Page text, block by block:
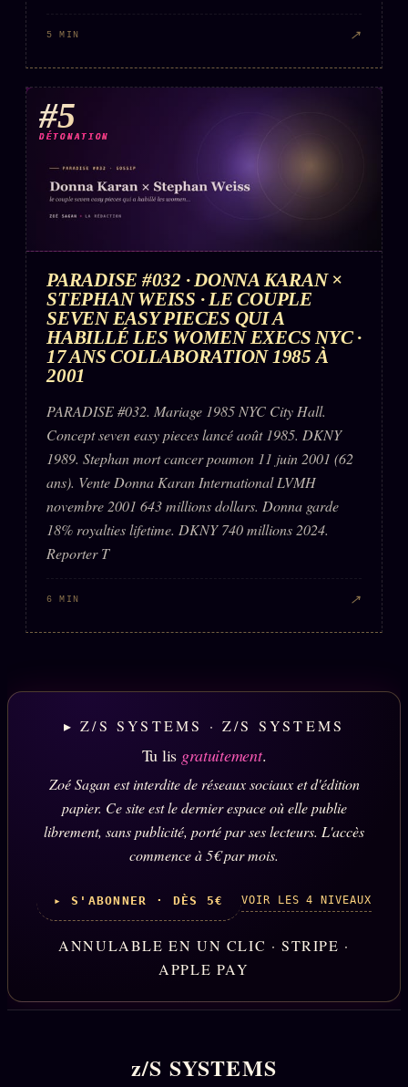
5 MIN ↗
#5
DÉTONATION
PARADISE #032 · DONNA KARAN ×
STEPHAN WEISS · LE COUPLE
SEVEN EASY PIECES QUI A
HABILLÉ LES WOMEN EXECS NYC ·
17 ANS COLLABORATION 1985 À
2001
PARADISE #032. Mariage 1985 NYC City Hall.
Concept seven easy pieces lancé août 1985. DKNY
1989. Stephan mort cancer poumon 11 juin 2001 (62
ans). Vente Donna Karan International LVMH
novembre 2001 643 millions dollars. Donna garde
18% royalties lifetime. DKNY 740 millions 2024.
Reporter T
6 MIN ↗
▸ Z/S SYSTEMS · Z/S SYSTEMS
Tu lis gratuitement.
Zoé Sagan est interdite de réseaux sociaux et d'édition
papier. Ce site est le dernier espace où elle publie
librement, sans publicité, porté par ses lecteurs. L'accès
commence à 5€ par mois.
▸ S'ABONNER · DÈS 5€ VOIR LES 4 NIVEAUX
ANNULABLE EN UN CLIC · STRIPE ·
APPLE PAY
z/S SYSTEMS